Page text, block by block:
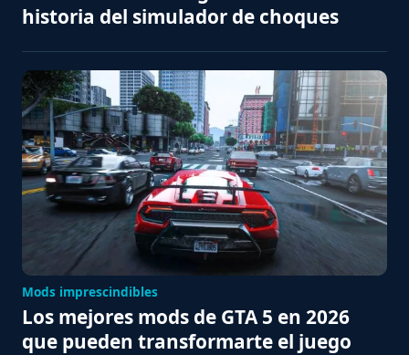
historia del simulador de choques
Mods imprescindibles
Los mejores mods de GTA 5 en 2026
que pueden transformarte el juego